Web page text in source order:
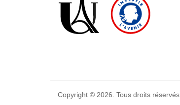
Copyright © 2026. Tous droits réservés.